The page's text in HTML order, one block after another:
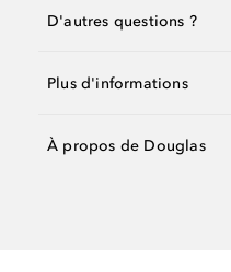
D'autres questions ?
Plus d'informations
À propos de Douglas